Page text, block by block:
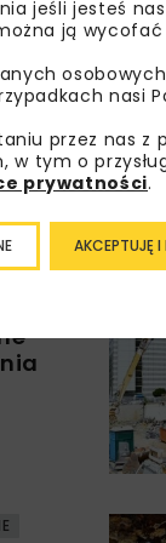
jeśli jesteś
ją
nasi
przez nas z
w tym o
prywatności.
AKCEPTUJĘ